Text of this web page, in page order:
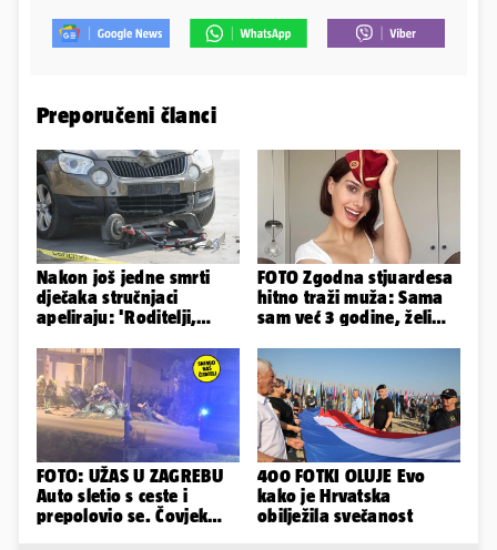
Preporučeni članci
Nakon još jedne smrti
dječaka stručnjaci
apeliraju: 'Roditelji,
igračke'
FOTO Zgodna stjuardesa
hitno traži muža: Sama
sam već 3 godine, želim
FOTO: UŽAS U ZAGREBU
Auto sletio s ceste i
prepolovio se. Čovjek
400 FOTKI OLUJE Evo
kako je Hrvatska
obilježila svečanost